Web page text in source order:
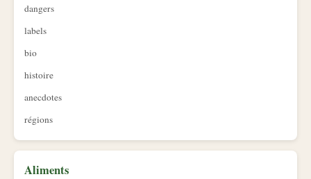
dangers
labels
bio
histoire
anecdotes
régions
Aliments